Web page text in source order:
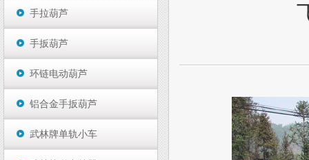
手拉葫芦
手扳葫芦
环链电动葫芦
铝合金手扳葫芦
武林牌单轨小车